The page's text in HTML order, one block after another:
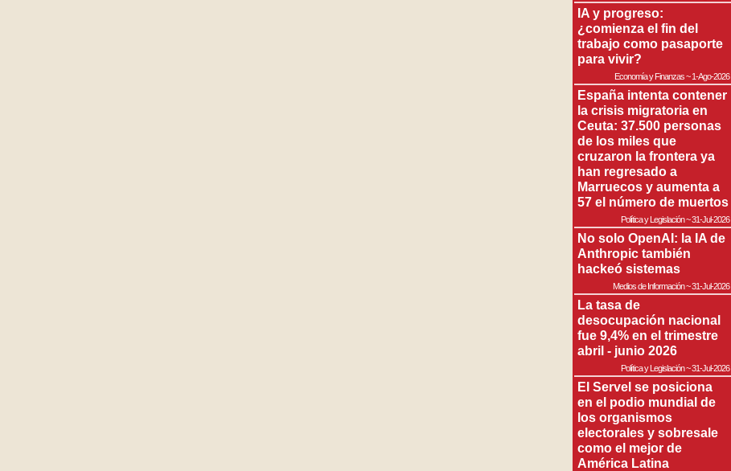
IA y progreso:
¿comienza el fin del
trabajo como pasaporte
para vivir?
Economía y Finanzas~1-Ago-2026
España intenta contener
la crisis migratoria en
Ceuta: 37.500 personas
de los miles que
cruzaron la frontera ya
han regresado a
Marruecos y aumenta a
57 el número de muertos
Política y Legislación~31-Jul-2026
No solo OpenAI: la IA de
Anthropic también
hackeó sistemas
Medios de Información~31-Jul-2026
La tasa de
desocupación nacional
fue 9,4% en el trimestre
abril - junio 2026
Política y Legislación~31-Jul-2026
El Servel se posiciona
en el podio mundial de
los organismos
electorales y sobresale
como el mejor de
América Latina